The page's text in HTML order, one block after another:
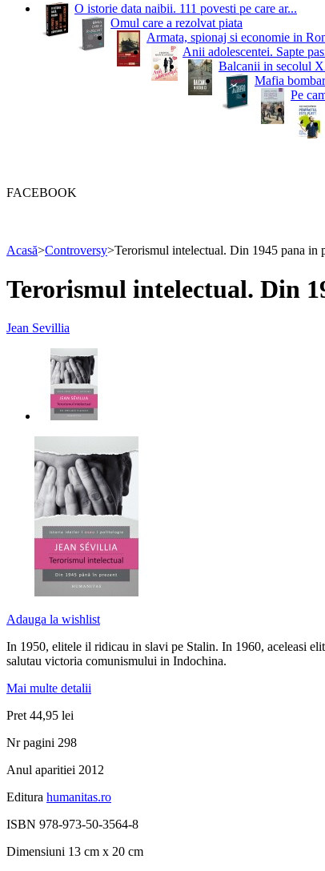
O istorie data naibii. 111 povesti pe care ar...
Omul care a rezolvat piata
Armata, spionaj si economie in
Anii adolescentei. Sapte
Balcanii in secolul
Mafia
Pe
FACEBOOK
Acasă>Controversy>Terorismul intelectual. Din 1945 pana in
Terorismul intelectual. Din
Jean Sevillia
Adauga la wishlist
In 1950, elitele il ridicau in slavi pe Stalin. In 1960, aceleasi
salutau victoria comunismului in Indochina.
Mai multe detalii
Pret 44,95 lei
Nr pagini 298
Anul aparitiei 2012
Editura humanitas.ro
ISBN 978-973-50-3564-8
Dimensiuni 13 cm x 20 cm